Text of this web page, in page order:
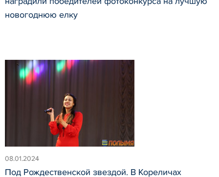
новогоднюю елку
08.01.2024
Под Рождественской звездой. В Кореличах